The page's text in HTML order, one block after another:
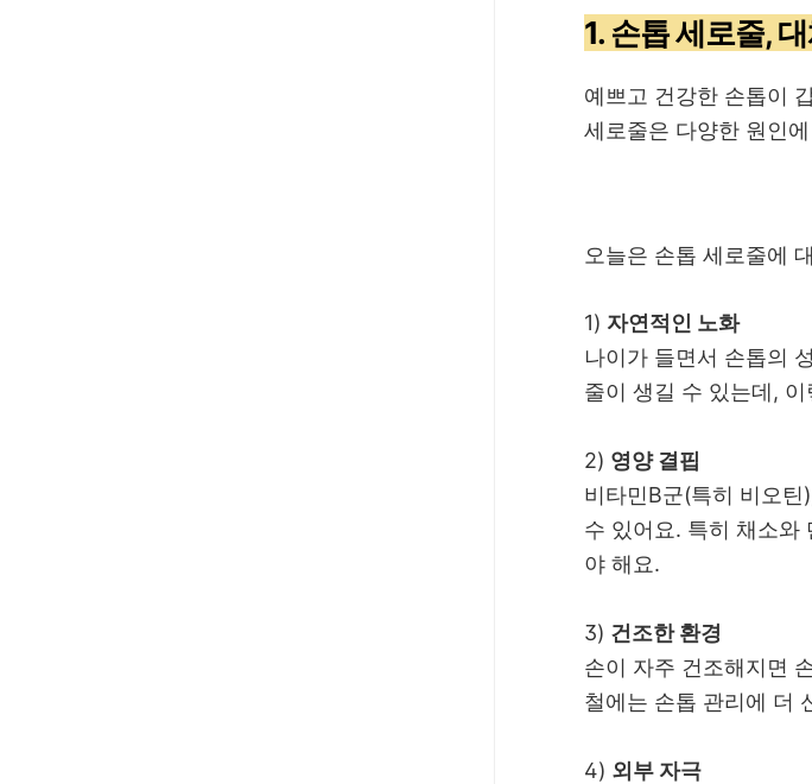
1. 손톱 세로줄,
예쁘고 건강한 손톱이
세로줄은 다양한 원인
오늘은 손톱 세로줄에
1) 자연적인 노화
나이가 들면서 손톱의
줄이 생길 수 있는데,
2) 영양 결핍
비타민B군(특히 비오
수 있어요. 특히 채소와
야 해요.
3) 건조한 환경
손이 자주 건조해지면
철에는 손톱 관리에 더
4) 외부 자극